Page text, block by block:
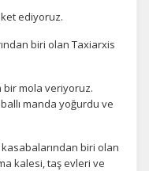
ediyoruz.
biri olan Taxiarxis
bir mola veriyoruz.
manda yoğurdu ve
kasabalarından biri olan
kalesi, taş evleri ve